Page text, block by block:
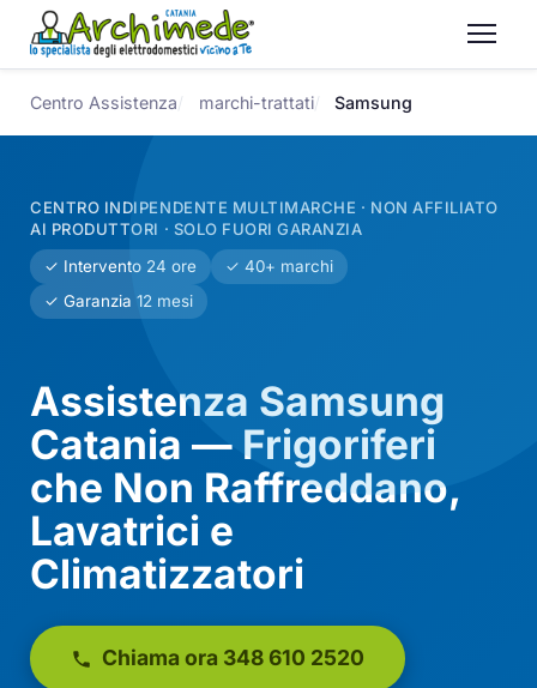
Centro Assistenza marchi-trattati Samsung
CENTRO INDIPENDENTE MULTIMARCHE · NON AFFILIATO
AI PRODUTTORI · SOLO FUORI GARANZIA
✓ Intervento 24 ore
✓ 40+ marchi
✓ Garanzia 12 mesi
Assistenza Samsung
Catania — Frigoriferi
che Non Raffreddano,
Lavatrici e
Climatizzatori
Chiama ora 348 610 2520